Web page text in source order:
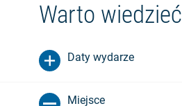
Warto wiedzieć
Daty wydarze
Miejsce